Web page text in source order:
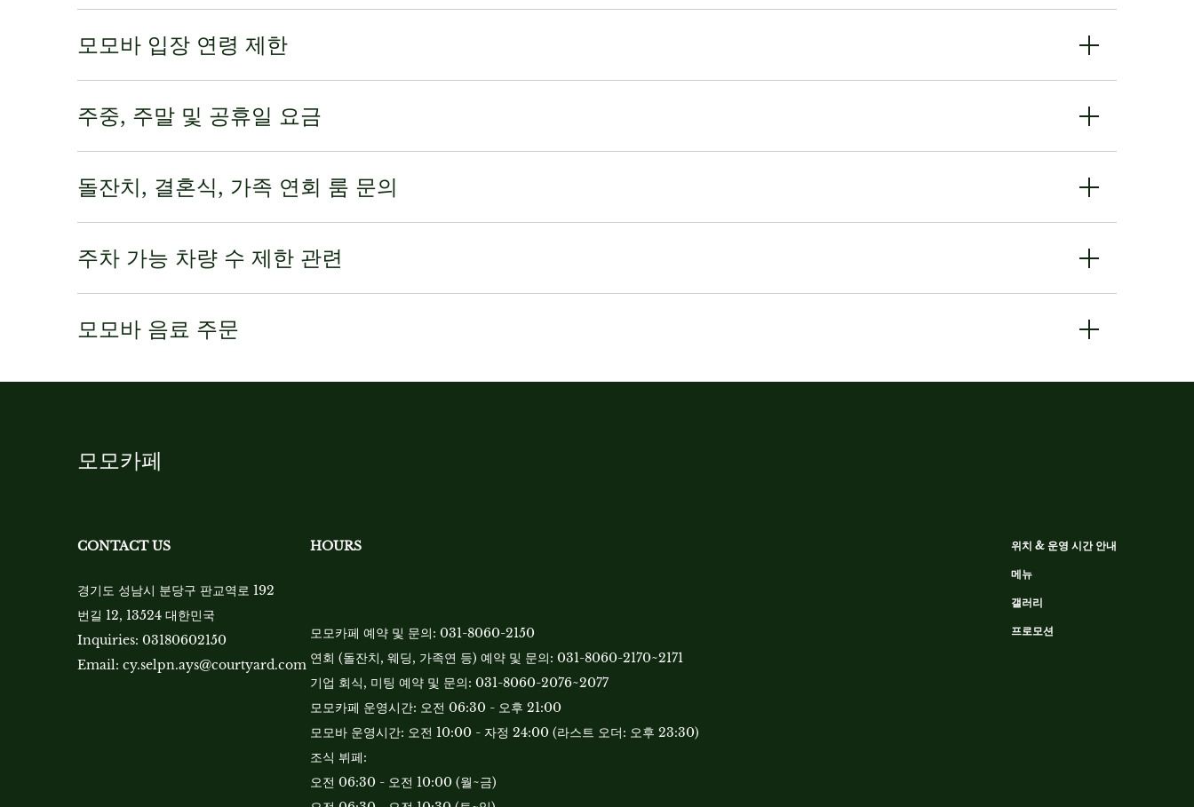
모모바 입장 연령 제한
주중, 주말 및 공휴일 요금
돌잔치, 결혼식, 가족 연회 룸 문의
주차 가능 차량 수 제한 관련
모모바 음료 주문
모모카페
CONTACT US
경기도 성남시 분당구 판교역로 192
번길 12, 13524 대한민국
Inquiries: 03180602150
Email: cy.selpn.ays@courtyard.com
HOURS
모모카페 예약 및 문의: 031-8060-2150
연회 (돌잔치, 웨딩, 가족연 등) 예약 및 문의: 031-8060-2170~2171
기업 회식, 미팅 예약 및 문의: 031-8060-2076~2077
모모카페 운영시간: 오전 06:30 - 오후 21:00
모모바 운영시간: 오전 10:00 - 자정 24:00 (라스트 오더: 오후 23:30)
조식 뷔페:
오전 06:30 - 오전 10:00 (월~금)
위치 & 운영 시간 안내
메뉴
갤러리
프로모션